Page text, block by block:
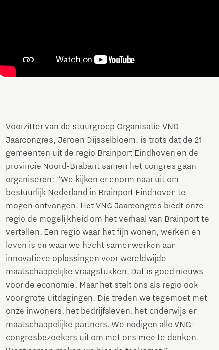
Voorzitter van de stuurgroep Organisatie VNG
Jaarcongres, Jeroen Dijsselbloem, is trots dat de 21
gemeenten uit de regio Brainport Eindhoven en de
provincie Noord-Brabant samen het congres gaan
organiseren: “We kijken er enorm naar uit om
bestuurlijk Nederland in Brainport Eindhoven te
mogen ontvangen. Het VNG Jaarcongres biedt onze
regio de mogelijkheid om het verhaal van Brainport te
vertellen. Een regio waar het fijn wonen, werken en
leven is en waar we hecht samenwerken aan
innovatieve oplossingen voor wereldwijde
maatschappelijke vraagstukken. Dat is goed nieuws
voor de economie. Maar het stelt ons als regio ook
voor grote uitdagingen. Die treden we tegemoet met
onze inwoners, het bedrijfsleven, het onderwijs en
maatschappelijke partners. We nodigen alle VNG-
congresbezoekers uit om met ons mee te denken.